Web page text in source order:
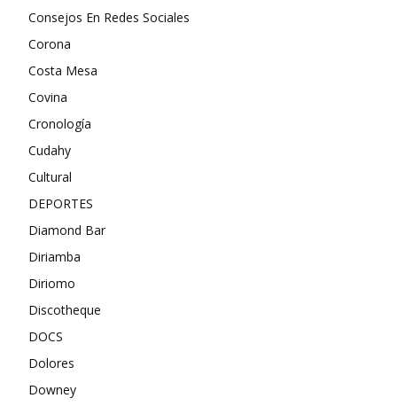
Consejos En Redes Sociales
Corona
Costa Mesa
Covina
Cronología
Cudahy
Cultural
DEPORTES
Diamond Bar
Diriamba
Diriomo
Discotheque
DOCS
Dolores
Downey